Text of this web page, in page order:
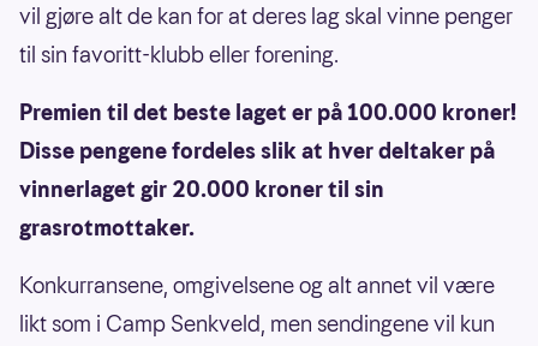
vil gjøre alt de kan for at deres lag skal vinne penger
til sin favoritt-klubb eller forening.
Premien til det beste laget er på 100.000 kroner!
Disse pengene fordeles slik at hver deltaker på
vinnerlaget gir 20.000 kroner til sin
grasrotmottaker.
Konkurransene, omgivelsene og alt annet vil være
likt som i Camp Senkveld, men sendingene vil kun